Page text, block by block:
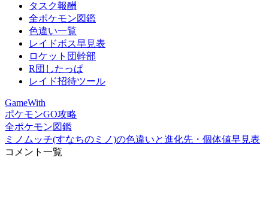
タスク報酬
全ポケモン図鑑
色違い一覧
レイドボス早見表
ロケット団幹部
R団したっぱ
レイド招待ツール
GameWith
ポケモンGO攻略
全ポケモン図鑑
ミノムッチ(すなちのミノ)の色違いと進化先・個体値早見表
コメント一覧